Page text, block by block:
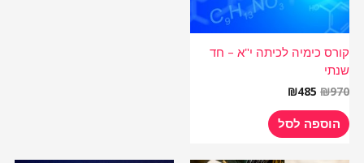
קורס כימיה לכיתה י"א – חד
שנתי
₪970
₪485
הוספה לסל